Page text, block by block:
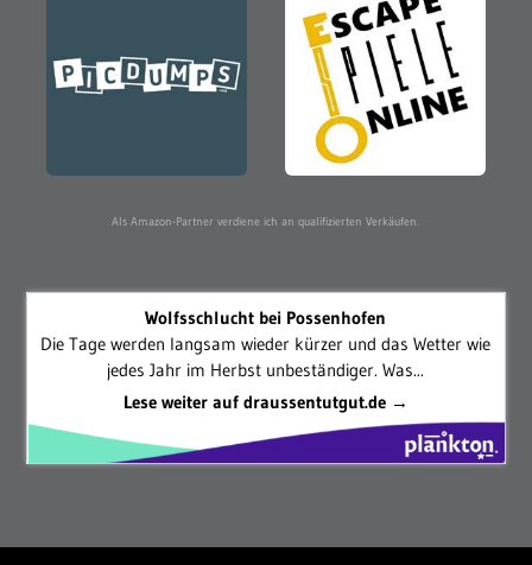
Als Amazon-Partner verdiene ich an qualifizierten Verkäufen.
Wolfsschlucht bei Possenhofen
Die Tage werden langsam wieder kürzer und das Wetter wie
jedes Jahr im Herbst unbeständiger. Was...
Lese weiter auf draussentutgut.de →